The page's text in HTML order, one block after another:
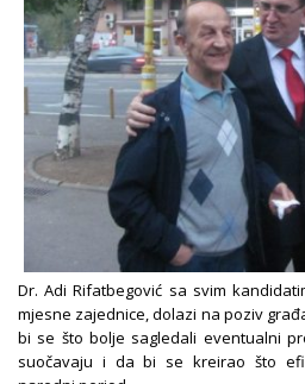
Dr. Adi Rifatbegović sa svim
mjesne zajednice, dolazi na poziv
bi se što bolje sagledali eventualni
suočavaju i da bi se kreirao što